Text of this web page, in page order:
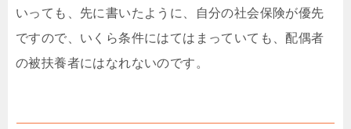
いっても、先に書いたように、自分の社会保険が優先
ですので、いくら条件にはてはまっていても、配偶者
の被扶養者にはなれないのです。